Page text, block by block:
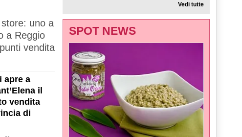
uno a
a Reggio
vendita
apre a
il
vendita
di
Vedi tutte
SPOT NEWS